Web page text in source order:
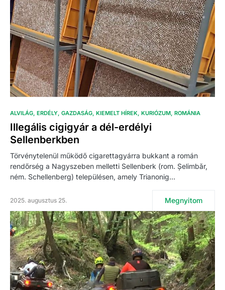
ALVILÁG ERDÉLY GAZDASÁG KIEMELT HÍREK KURIÓZUM ROMÁNIA
Illegális cigigyár a dél-erdélyi
Sellenberkben
Törvénytelenül működő cigarettagyárra bukkant a román
rendőrség a Nagyszeben melletti Sellenberk (rom. Șelimbăr,
ném. Schellenberg) településen, amely Trianonig…
2025. augusztus 25. Megnyitom